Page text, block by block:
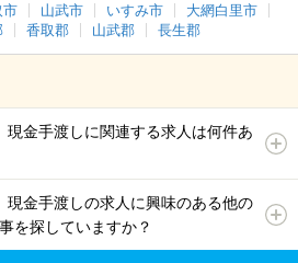
市 山武市 いすみ市
大網白里市
香取郡 山武郡 長生郡
現金手渡しに関連する求人は何件あ
現金手渡しの求人に興味のある他の
を探していますか？